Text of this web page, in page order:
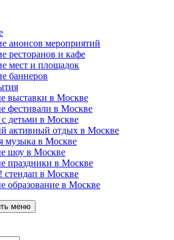
анонсов мероприятий
ресторанов и кафе
мест и площадок
баннеров
выставки в Москве
фестивали в Москве
с детьми в Москве
активный отдых в Москве
музыка в Москве
шоу в Москве
праздники в Москве
стендап в Москве
образование в Москве
меню